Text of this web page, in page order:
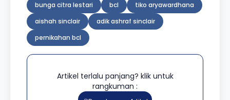
bunga citra lestari bcl
tiko aryawardhana
aishah sinclair
adik ashraf sinclair
pernikahan bcl
Artikel terlalu panjang? klik untuk
rangkuman :